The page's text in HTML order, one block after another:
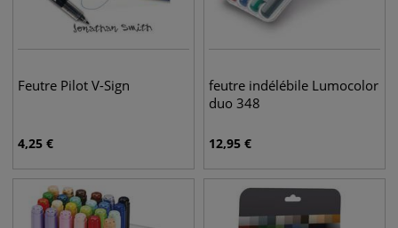
Feutre Pilot V-Sign
4,25 €
feutre indélébile Lumocolor
duo 348
12,95 €